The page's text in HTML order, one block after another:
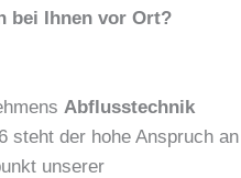
bei Ihnen vor Ort?
Abflusstechnik
steht der hohe Anspruch an
unserer